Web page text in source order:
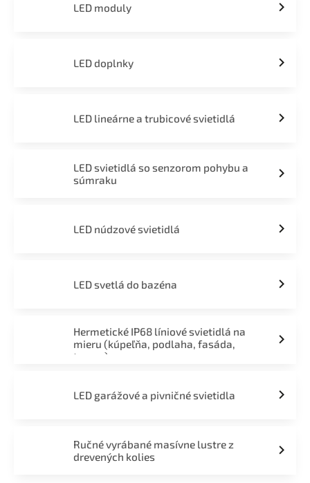
LED moduly
LED doplnky
LED lineárne a trubicové svietidlá
LED svietidlá so senzorom pohybu a
súmraku
LED núdzové svietidlá
LED svetlá do bazéna
Hermetické IP68 líniové svietidlá na
mieru (kúpeľňa, podlaha, fasáda,
terasa)
LED garážové a pivničné svietidla
Ručné vyrábané masívne lustre z
drevených kolies